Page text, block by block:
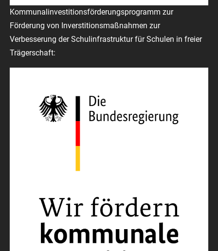
Kommunalinvestitionsförderungsprogramm zur
Förderung von Inverstitionsmaßnahmen zur
Verbesserung der Schulinfrastruktur für Schulen in freier
Trägerschaft: